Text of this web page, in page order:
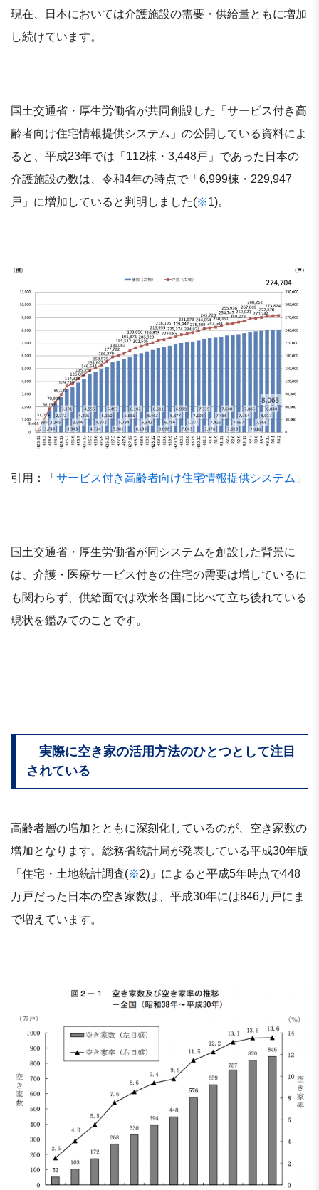
現在、日本においては介護施設の需要・供給量ともに増加
し続けています。
国土交通省・厚生労働省が共同創設した「サービス付き高
齢者向け住宅情報提供システム」の公開している資料によ
ると、平成23年では「112棟・3,448戸」であった日本の
介護施設の数は、令和4年の時点で「6,999棟・229,947
戸」に増加していると判明しました(※1)。
引用：「 サービス付き高齢者向け住宅情報提供システム 」
国土交通省・厚生労働省が同システムを創設した背景に
は、介護・医療サービス付きの住宅の需要は増しているに
も関わらず、供給面では欧米各国に比べて立ち後れている
現状を鑑みてのことです。
実際に空き家の活用方法のひとつとして注目
されている
高齢者層の増加とともに深刻化しているのが、空き家数の
増加となります。総務省統計局が発表している平成30年版
「住宅・土地統計調査(※2)」によると平成5年時点で448
万戸だった日本の空き家数は、平成30年には846万戸にま
で増えています。